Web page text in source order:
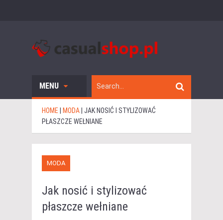
MENU
HOME MODA JAK NOSIĆ I STYLIZOWAĆ
PŁASZCZE WEŁNIANE
MODA
Jak nosić i stylizować
płaszcze wełniane